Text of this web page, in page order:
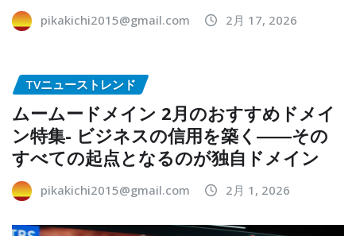
pikakichi2015@gmail.com 2月 17, 2026
TVニューストレンド
ムームードメイン 2月のおすすめドメイ
ン特集- ビジネスの信用を築く――その
すべての起点となるのが独自ドメイン
pikakichi2015@gmail.com 2月 1, 2026